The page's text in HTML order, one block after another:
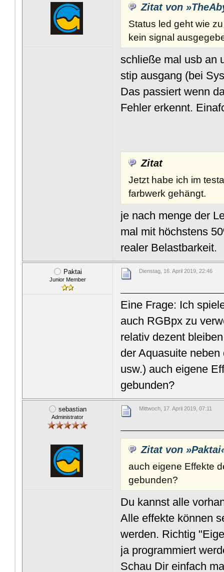
Zitat von
Status led geht wie
kein signal
schließe mal usb an
stip ausgang (bei
Das passiert wenn
Fehler erkennt.
Zitat
Jetzt habe ich im
farbwerk gehängt.
je nach menge der
mal mit höchstens
realer Belastbarkeit.
Paktai
Junior Member
Dienstag, 16. April 2019, 22:46
Eine Frage: Ich
auch RGBpx zu
relativ dezent
der Aquasuite
usw.) auch eigene
gebunden?
sebastian
Administrator
Mittwoch, 17. April 2019, 07:11
Zitat von
auch eigene Effekte
gebunden?
Du kannst alle
Alle effekte können
werden. Richtig
ja programmiert
Schau Dir einfach